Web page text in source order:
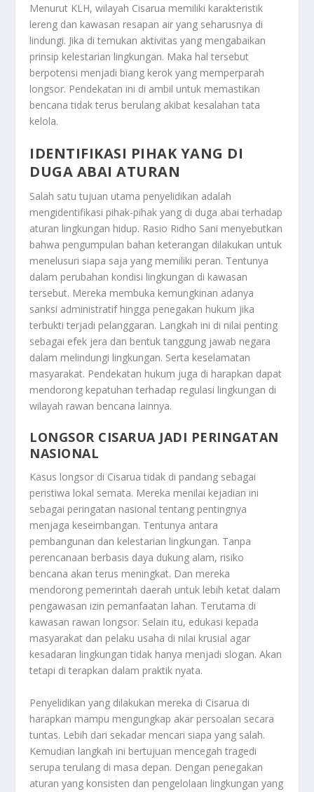
Menurut KLH, wilayah Cisarua memiliki karakteristik
lereng dan kawasan resapan air yang seharusnya di
lindungi. Jika di temukan aktivitas yang mengabaikan
prinsip kelestarian lingkungan. Maka hal tersebut
berpotensi menjadi biang kerok yang memperparah
longsor. Pendekatan ini di ambil untuk memastikan
bencana tidak terus berulang akibat kesalahan tata
kelola.
IDENTIFIKASI PIHAK YANG DI
DUGA ABAI ATURAN
Salah satu tujuan utama penyelidikan adalah
mengidentifikasi pihak-pihak yang di duga abai terhadap
aturan lingkungan hidup. Rasio Ridho Sani menyebutkan
bahwa pengumpulan bahan keterangan dilakukan untuk
menelusuri siapa saja yang memiliki peran. Tentunya
dalam perubahan kondisi lingkungan di kawasan
tersebut. Mereka membuka kemungkinan adanya
sanksi administratif hingga penegakan hukum jika
terbukti terjadi pelanggaran. Langkah ini di nilai penting
sebagai efek jera dan bentuk tanggung jawab negara
dalam melindungi lingkungan. Serta keselamatan
masyarakat. Pendekatan hukum juga di harapkan dapat
mendorong kepatuhan terhadap regulasi lingkungan di
wilayah rawan bencana lainnya.
LONGSOR CISARUA JADI PERINGATAN
NASIONAL
Kasus longsor di Cisarua tidak di pandang sebagai
peristiwa lokal semata. Mereka menilai kejadian ini
sebagai peringatan nasional tentang pentingnya
menjaga keseimbangan. Tentunya antara
pembangunan dan kelestarian lingkungan. Tanpa
perencanaan berbasis daya dukung alam, risiko
bencana akan terus meningkat. Dan mereka
mendorong pemerintah daerah untuk lebih ketat dalam
pengawasan izin pemanfaatan lahan. Terutama di
kawasan rawan longsor. Selain itu, edukasi kepada
masyarakat dan pelaku usaha di nilai krusial agar
kesadaran lingkungan tidak hanya menjadi slogan. Akan
tetapi di terapkan dalam praktik nyata.
Penyelidikan yang dilakukan mereka di Cisarua di
harapkan mampu mengungkap akar persoalan secara
tuntas. Lebih dari sekadar mencari siapa yang salah.
Kemudian langkah ini bertujuan mencegah tragedi
serupa terulang di masa depan. Dengan penegakan
aturan yang konsisten dan pengelolaan lingkungan yang